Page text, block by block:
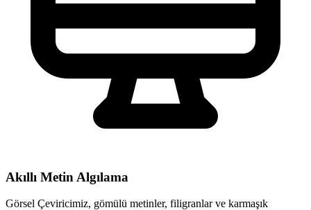
Akıllı Metin Algılama
Görsel Çeviricimiz, gömülü metinler, filigranlar ve karmaşık